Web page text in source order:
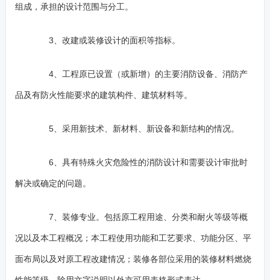
组成，承担的设计范围与分工。
3、改建或装修设计的面积等指标。
4、工程原已设置（或新增）的主要消防设备、消防产
品及有防火性能要求的建筑构件、建筑材料等。
5、采用新技术、新材料、新设备和新结构的情况。
6、具有特殊火灾危险性的消防设计和需要设计审批时
解决或确定的问题。
7、装修专业。包括原工程用途、分类和耐火等级等概
况以及本工程概况；本工程使用功能和工艺要求、功能分区、平
面布局以及对原工程改建情况；装修各部位采用的装修材料燃烧